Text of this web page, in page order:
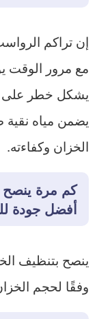
إن تراكم
مع مرور الوقت
يشكل خطر على
يضمن مياه
الخزان وكفاءته.
كم مرة ينصح
أفضل جودة
وفقًا لحجم